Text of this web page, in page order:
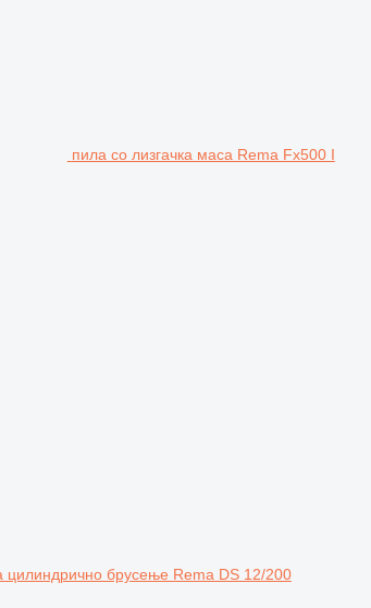
пила со лизгачка маса Rema Fx500 I
цилиндрично брусење Rema DS 12/200